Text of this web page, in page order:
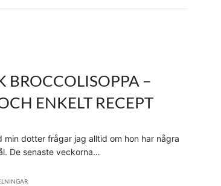
BROCCOLISOPPA –
ENKELT RECEPT
min dotter frågar jag alltid om hon har några
De senaste veckorna…